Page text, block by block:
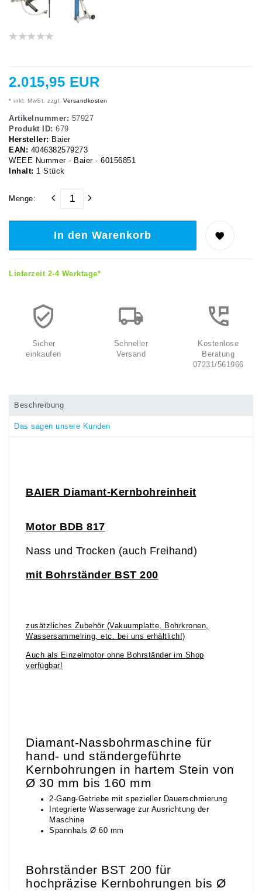
2.015,95 EUR
* inkl. MwSt. zzgl. Versandkosten
Artikelnummer: 57927
Produkt ID: 679
Hersteller: Baier
EAN: 4046382579273
WEEE Nummer - Baier - 60156851
Inhalt: 1 Stück
Menge:
In den Warenkorb
Lieferzeit 2-4 Werktage*
Sicher
einkaufen
Schneller
Versand
Kostenlose
Beratung
07231/561966
Beschreibung
Das sagen unsere Kunden
BAIER Diamant-Kernbohreinheit
Motor BDB 817
Nass und Trocken (auch Freihand)
mit Bohrständer BST 200
zusätzliches Zubehör (Vakuumplatte, Bohrkronen,
Wassersammelring, etc. bei uns erhältlich!)
Auch als Einzelmotor ohne Bohrständerim Shop
verfügbar!
Diamant-Nassbohrmaschine für
hand- und ständergeführte
Kernbohrungen in hartem Stein von
Ø 30 mm bis 160 mm
2-Gang-Getriebe mit spezieller Dauerschmierung
Integrierte Wasserwage zur Ausrichtung der
Maschine
Spannhals Ø 60 mm
Bohrständer BST 200 für
hochpräzise Kernbohrungen bis Ø